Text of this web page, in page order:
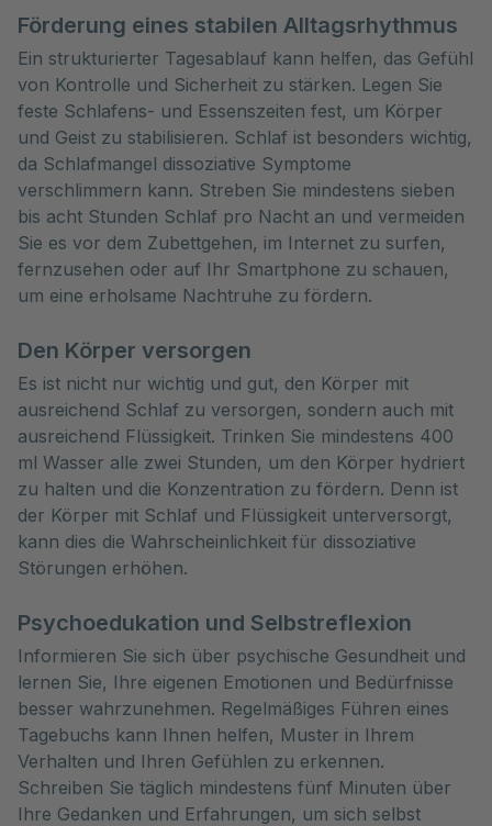
Förderung eines stabilen Alltagsrhythmus
Ein strukturierter Tagesablauf kann helfen, das Gefühl
von Kontrolle und Sicherheit zu stärken. Legen Sie
feste Schlafens- und Essenszeiten fest, um Körper
und Geist zu stabilisieren. Schlaf ist besonders wichtig,
da Schlafmangel dissoziative Symptome
verschlimmern kann. Streben Sie mindestens sieben
bis acht Stunden Schlaf pro Nacht an und vermeiden
Sie es vor dem Zubettgehen, im Internet zu surfen,
fernzusehen oder auf Ihr Smartphone zu schauen,
um eine erholsame Nachtruhe zu fördern.
Den Körper versorgen
Es ist nicht nur wichtig und gut, den Körper mit
ausreichend Schlaf zu versorgen, sondern auch mit
ausreichend Flüssigkeit. Trinken Sie mindestens 400
ml Wasser alle zwei Stunden, um den Körper hydriert
zu halten und die Konzentration zu fördern. Denn ist
der Körper mit Schlaf und Flüssigkeit unterversorgt,
kann dies die Wahrscheinlichkeit für dissoziative
Störungen erhöhen.
Psychoedukation und Selbstreflexion
Informieren Sie sich über psychische Gesundheit und
lernen Sie, Ihre eigenen Emotionen und Bedürfnisse
besser wahrzunehmen. Regelmäßiges Führen eines
Tagebuchs kann Ihnen helfen, Muster in Ihrem
Verhalten und Ihren Gefühlen zu erkennen.
Schreiben Sie täglich mindestens fünf Minuten über
Ihre Gedanken und Erfahrungen, um sich selbst